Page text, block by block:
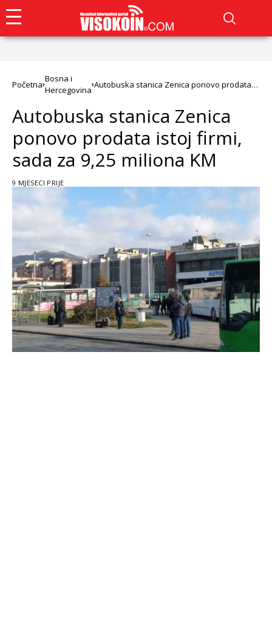
Početna
Bosna i
Hercegovina
Autobuska stanica Zenica ponovo prodata
Autobuska stanica Zenica
ponovo prodata istoj firmi,
sada za 9,25 miliona KM
9 MJESECI PRIJE